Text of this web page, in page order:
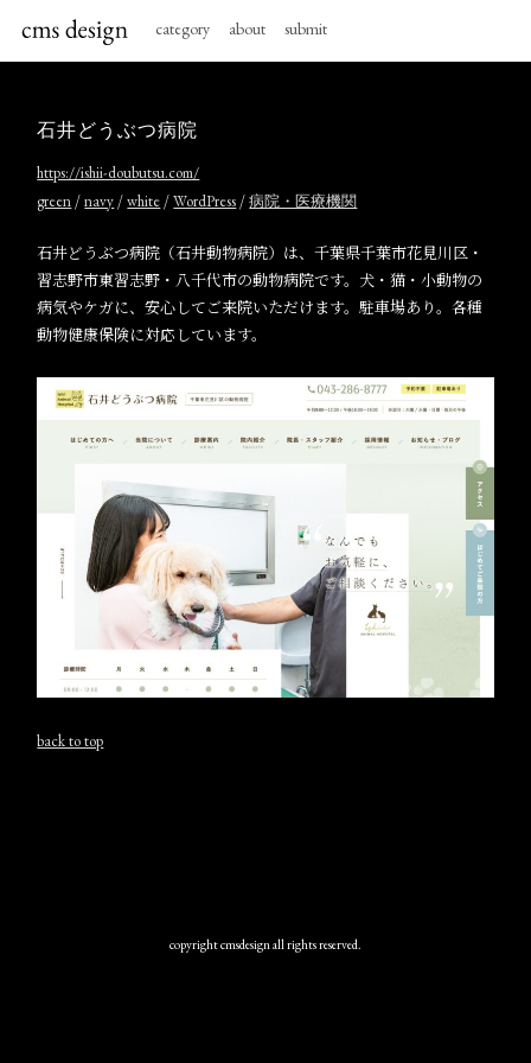
category about submit
石井どうぶつ病院
https://ishii-doubutsu.com/
green /navy /white /WordPress /病院・医療機関
石井どうぶつ病院（石井動物病院）は、千葉県千葉市花見川区・
習志野市東習志野・八千代市の動物病院です。犬・猫・小動物の
病気やケガに、安心してご来院いただけます。駐車場あり。各種
動物健康保険に対応しています。
back to top
copyright cmsdesign all rights reserved.